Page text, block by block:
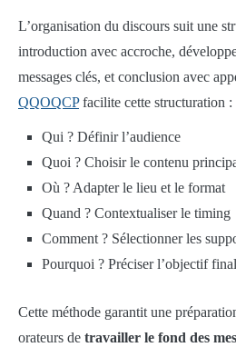
L’organisation du discours suit une
introduction avec accroche,
messages clés, et conclusion avec
QQOQCPfacilite cette structuration :
Qui ? Définir l’audience
Quoi ? Choisir le contenu
Où ? Adapter le lieu et le format
Quand ? Contextualiser le timing
Comment ? Sélectionner les
Pourquoi ? Préciser l’objectif final
Cette méthode garantit une
orateurs de travailler le fond des